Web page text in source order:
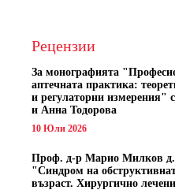
Рецензии
За монографията "
аптечната практика:
и регулаторни измерения"
и Анна Тодорова
10 Юли 2026
Проф. д-р Марио Милков
"Синдром на
възраст. Хирургично